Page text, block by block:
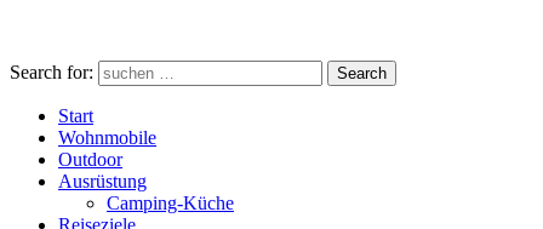
Search for: Search
Start
Wohnmobile
Outdoor
Ausrüstung
Camping-Küche
Reiseziele